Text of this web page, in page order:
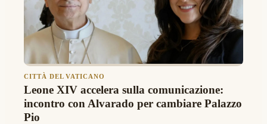
CITTÀ DEL VATICANO
Leone XIV accelera sulla comunicazione:
incontro con Alvarado per cambiare Palazzo
Pio